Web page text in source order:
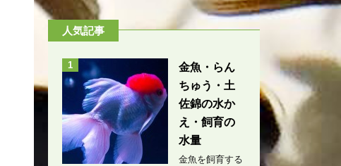
人気記事
1
金魚・らん
ちゅう・土
佐錦の水か
え・飼育の
水量
金魚を飼育する